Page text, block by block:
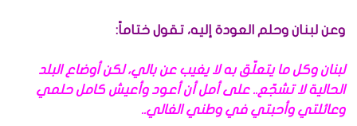
وعن لبنان وحلم العودة إليه، تقول ختاماً:
لبنان وكل ما يتعلّق به لا يغيب عن بالي، لكن أوضاع البلد
الحالية لا تشجّع.. على أمل أن أعود وأعيش كامل حلمي
وعائلتي وأحبتي في وطني الغالي..